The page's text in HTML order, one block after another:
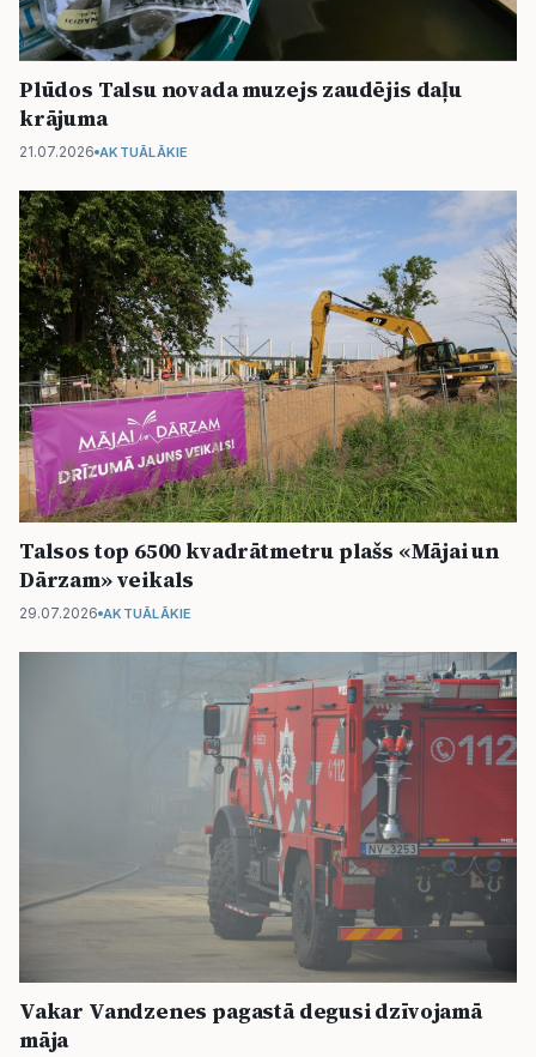
Plūdos Talsu novada muzejs zaudējis daļu
krājuma
21.07.2026 AKTUĀLĀKIE
Talsos top 6500 kvadrātmetru plašs «Mājai un
Dārzam» veikals
29.07.2026 AKTUĀLĀKIE
Vakar Vandzenes pagastā degusi dzīvojamā
māja